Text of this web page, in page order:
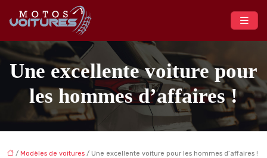
Une excellente voiture pour
les hommes d’affaires !
/ Modèles de voitures / Une excellente voiture pour les hommes d’affaires !